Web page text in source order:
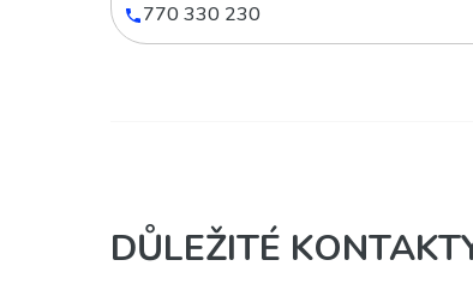
770 330 230
DŮLEŽITÉ